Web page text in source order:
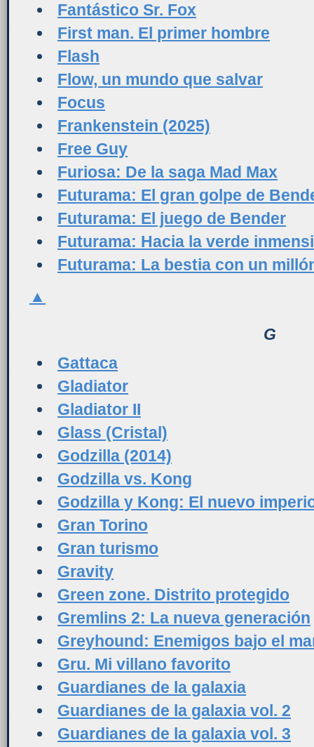
Fantástico Sr. Fox
First man. El primer hombre
Flash
Flow, un mundo que salvar
Focus
Frankenstein (2025)
Free Guy
Furiosa: De la saga Mad Max
Futurama: El gran golpe de
Futurama: El juego de Bender
Futurama: Hacia la verde
Futurama: La bestia con un
▲
G
Gattaca
Gladiator
Gladiator II
Glass (Cristal)
Godzilla (2014)
Godzilla vs. Kong
Godzilla y Kong: El nuevo
Gran Torino
Gran turismo
Gravity
Green zone. Distrito protegido
Gremlins 2: La nueva generación
Greyhound: Enemigos bajo el
Gru. Mi villano favorito
Guardianes de la galaxia
Guardianes de la galaxia vol. 2
Guardianes de la galaxia vol. 3